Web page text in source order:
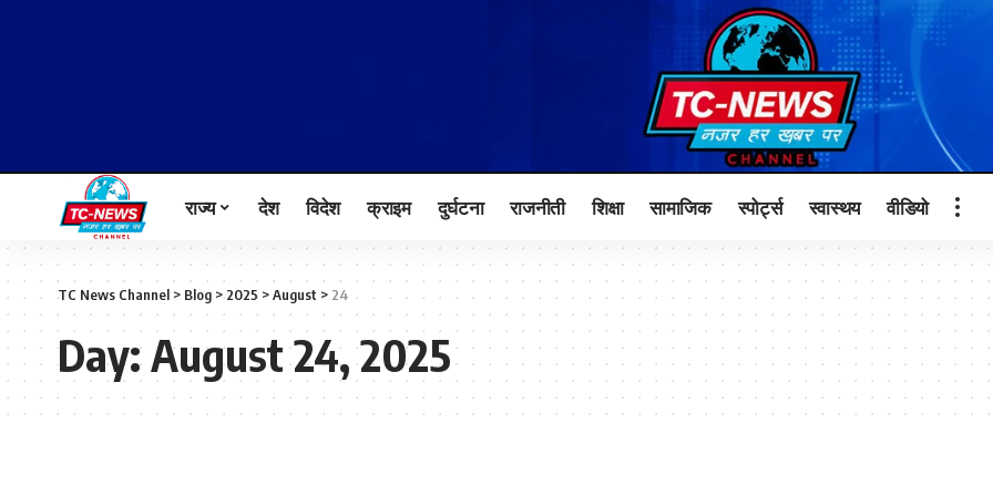
राज्य देश विदेश क्राइम दुर्घटना राजनीती शिक्षा सामाजिक स्पोर्ट्स स्वास्थय वीडियो
TC News Channel> Blog >2025 >August > 24
Day:August 24, 2025